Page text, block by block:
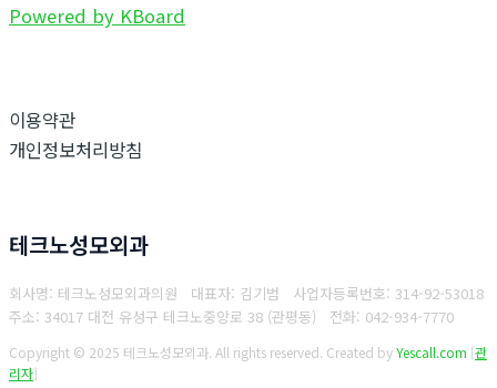
Powered by KBoard
이용약관
개인정보처리방침
테크노성모외과
회사명: 테크노성모외과의원 대표자: 김기범 사업자등록번호: 314-92-53018
주소: 34017 대전 유성구 테크노중앙로 38 (관평동) 전화: 042-934-7770
Copyright © 2025 테크노성모외과. All rights reserved. Created byYescall.com [관
리자]